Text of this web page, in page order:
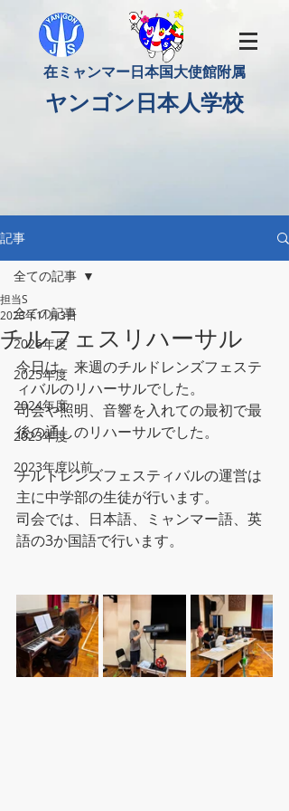
​在ミャンマー日本国大使館附属
​ヤンゴン日本人学校
記事
全ての記事
2026年度
2025年度
2024年度
2023年度
2023年度以前
全ての記事
チルフェスリハーサル
担当S
2023年11月3日
今日は、来週のチルドレンズフェステ
ィバルのリハーサルでした。
司会や照明、音響を入れての最初で最
後の通しのリハーサルでした。
チルドレンズフェスティバルの運営は
主に中学部の生徒が行います。
司会では、日本語、ミャンマー語、英
語の3か国語で行います。